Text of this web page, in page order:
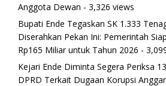
Anggota Dewan - 3,326 views
Bupati Ende Tegaskan SK 1.333
Diserahkan Pekan Ini: Pemerintah
Rp165 Miliar untuk Tahun 2026 -
Kejari Ende Diminta Segera Periksa
DPRD Terkait Dugaan Korupsi